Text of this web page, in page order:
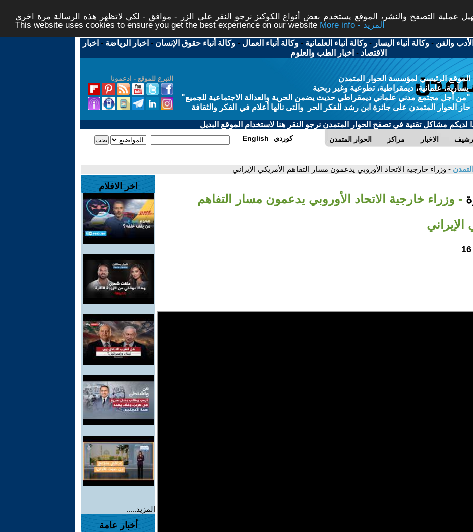
عملية التصفح والنشر، الموقع يستخدم بعض أنواع الكوكيز نرجو النقر على الزر - موافق - لكي لاتظهر هذه الرسالة مرة اخرى -
This website uses cookies to ensure you get the best experience on our website
More info - المزيد
والفن -وكالة أنباء اليسار -وكالة أنباء العلمانية -وكالة أنباء العمال -وكالة أنباء حقوق الإنسان - اخبار الرياضة - اخبار
الاقتصاد - اخبار الطب والعلوم
التبرع للموقع - ادعمونا
الموقع الرئيسي لمؤسسة الحوار المتمدن
يسارية، علمانية، ديمقراطية، تطوعية وغير ربحية
"من أجل مجتمع مدني علماني ديمقراطي حديث يضمن الحرية والعدالة الاجتماعية للجميع"
حاز الحوار المتمدن على جائزة ابن رشد للفكر الحر والتى نالها أعلام في الفكر والثقافة
لديكم مشاكل تقنية في تصفح الحوار المتمدن نرجو النقر هنا لاستخدام الموقع البديل
الحوار المتمدن مراكز الاخبار English كوردي
- وزراء خارجية الاتحاد الأوروبي يدعمون مسار التفاهم الأمريكي الإيراني
- وزراء خارجية الاتحاد الأوروبي يدعمون مسار التفاهم
الإيراني
اخر الافلام
المزيد.....
أخبار عامة